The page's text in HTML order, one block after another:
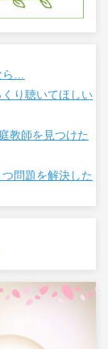
ら…
り聴いてほしい
教師を見つけた
問題を解決した